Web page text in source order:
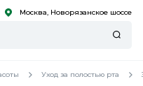
Москва, Новорязанское шоссе
Уход за полостью рта